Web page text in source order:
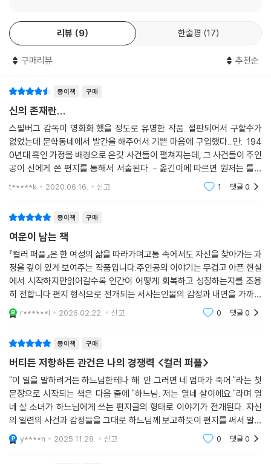
1968년 원치 않는 임신과 중절로 겪은 정신적, 육체적 고통을 담은 첫 시
집 『한때』를 발표했고, 1970년 폭력적이고 무책임한 미국 남부의 흑인 소
작농 그레인지 코플랜드의 삶을 그린 첫 장편소설 『그레인지 코플랜드의
세번째 인생』을 출간했다. 이후 단편집 『사랑과 고통』, 시집 『혁명하는 피
이어갔다. 한편 웰즐리대학교와 매사추세츠대학교 등 여러 대학에서 문학
을 강의했고, 1980년대에는 여성주의 저널 『미즈』의 편집인으로 활동했
다. 1982년 『컬러 퍼플』을 출간해 이듬해 미국도서상과 흑인 여성 최초로
퓰리처상을 수상하며 세계적인 작가로 자리잡았다. 1983년 첫 산문집 『어
머니들의 정원을 찾아서』를 발표했고, 이 책에서 처음으로 ‘우머니스트’라
는 말을 쓰며 새로운 사상인 ‘우머니즘Womanism’을 주창했다. 우머니즘
은 ‘흑인 또는 유색인 페미니즘’을 뜻하며 흑인 여성과 페미니즘 운동을 결
합시키는 것이 그 목적이다. 또한 반핵·반전·환경보호에 관한 의제에 적극
적인 관습에 반대하며 열정적인 사회운동가로서 꾸준히 목소리를 내왔다.
『컬러 퍼플』은 출간되자마자 문단과 대중을 모두 사로잡은 작품으로, 그의
세계관이 집약된 대표작이라 할 수 있다. 워커는 이 소설을 통해 가정 내 강
간과 폭력 등 그간 쉬쉬대던 사회문제를 세상에 드러내고 대화의 장을 마
련했다. 제목인 ‘컬러 퍼플(보라색)’은 “자신과 공동체를 사랑하고 음악과
춤, 달과 영혼을 사랑하는 강렬한 열정으로 가득찬” 여성, 우머니스트를
해방과 구원의 메시지가 자연 곳곳에 숨어 있음을 알려주는 신비로운 빛깔
“우리가 보랏빛 일렁이는 어느 들판을 지나가면서도 그걸 알아보지 못하
면 신은 화가 날걸.” -[본문에서
사랑하고 사랑받음으로써 새로운 주체로 다시 태어나는
여성들의 뜨거운 결속에서 발화하는 희망의 불꽃
리뷰 9 한줄평 17
구매리뷰 추천순
종이책 구매
신의 존재란...
스필버그 감독이 영화화 했을 정도로 유명한 작품. 절판되어서 구할수가
없었는데 문학동네에서 발간을 해주어서 기쁜 마음에 구입했다...만. 194
0년대 흑인 가정을 배경으로 온갖 사건들이 펼쳐지는데, 그 사건들이 주인
공이 신에게 쓴 편지를 통해서 서술된다. - 옮긴이에 따르면 원저는 틀린
영문법으로 쓰여진 것이라고 한다. 주인공이 글을 겨우 배운 흑인 여성으
t*****k 2020.06.16. 신고 1 댓글0
종이책 구매
여운이 남는 책
『컬러 퍼플』은 한 여성의 삶을 따라가며고통 속에서도 자신을 찾아가는 과
정을 깊이 있게 보여주는 작품입니다.주인공의 이야기는 무겁고 아픈 현실
에서 시작하지만읽어갈수록 인간이 어떻게 회복하고 성장하는지를 조용
히 전합니다.편지 형식으로 전개되는 서사는인물의 감정과 내면을 가까이
에서 바라보게 만들고,그 과정에서 독자는 주인공의 변화와 성장을 함께
경험하게 됩니다.이
r******l 2026.02.22. 신고 0 댓글0
종이책 구매
버티든 저항하든 관건은 나의 경쟁력 <컬러 퍼플>
"이 일을 말하려거든 하느님한테나 해. 안 그러면 네 엄마가 죽어."라는 첫
문장으로 시작되는 책은 다음 줄에 "하느님. 저는 열네 살이에요."라며 열
네 살 소녀가 하느님에게 쓰는 편지글의 형태로 이야기가 전개된다. 자신
의 일련의 사건과 감정들을 그대로 하느님께 보고하듯이 편지를 써서 알린
다. 수신자가 지정이 안되었더라면 일기와 흡사하다. 그 점이 신박하다. 이
런 식으로 일
y****n 2025.11.28. 신고 0 댓글0